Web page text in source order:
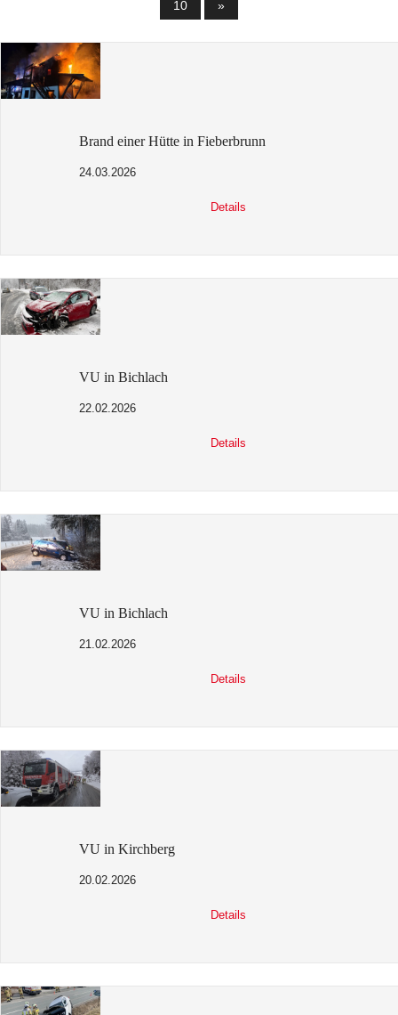
10
»
Brand einer Hütte in Fieberbrunn
24.03.2026
Details
VU in Bichlach
22.02.2026
Details
VU in Bichlach
21.02.2026
Details
VU in Kirchberg
20.02.2026
Details